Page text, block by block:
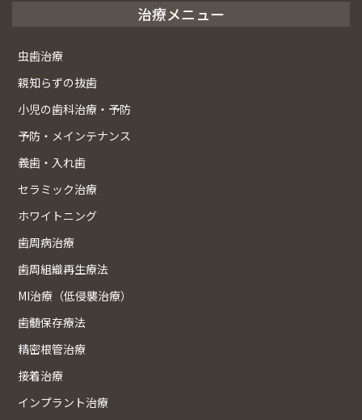
治療メニュー
虫歯治療
親知らずの抜歯
小児の歯科治療・予防
予防・メインテナンス
義歯・入れ歯
セラミック治療
ホワイトニング
歯周病治療
歯周組織再生療法
MI治療（低侵襲治療）
歯髄保存療法
精密根管治療
接着治療
インプラント治療